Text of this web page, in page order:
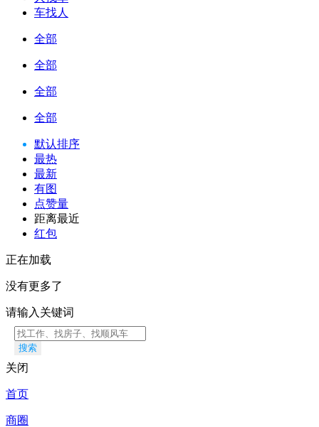
车找人
全部
全部
全部
全部
默认排序
最热
最新
有图
点赞量
距离最近
红包
正在加载
没有更多了
请输入关键词
搜索
关闭
首页
商圈